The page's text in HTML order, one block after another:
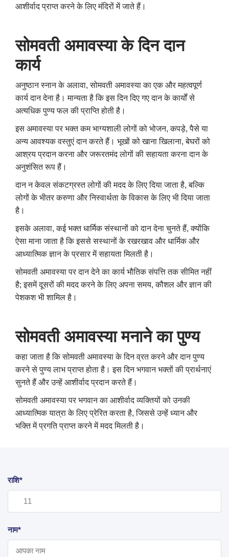
आशीर्वाद प्राप्त करने के लिए मंदिरों में जाते हैं।
सोमवती अमावस्या के दिन दान
कार्य
अनुष्ठान स्नान के अलावा, सोमवती अमावस्या का एक और महत्वपूर्ण
कार्य दान देना है। मान्यता है कि इस दिन दिए गए दान के कार्यों से
अत्यधिक पुण्य फल की प्राप्ति होती है।
इस अमावस्या पर भक्त कम भाग्यशाली लोगों को भोजन, कपड़े, पैसे या
अन्य आवश्यक वस्तुएं दान करते हैं। भूखों को खाना खिलाना, बेघरों को
आश्रय प्रदान करना और जरूरतमंद लोगों की सहायता करना दान के
अनुशंसित रूप हैं।
दान न केवल संकटग्रस्त लोगों की मदद के लिए दिया जाता है, बल्कि
लोगों के भीतर करुणा और निस्वार्थता के विकास के लिए भी दिया जाता
है।
इसके अलावा, कई भक्त धार्मिक संस्थानों को दान देना चुनते हैं, क्योंकि
ऐसा माना जाता है कि इससे सस्थानों के रखरखाव और धार्मिक और
आध्यात्मिक ज्ञान के प्रसार में सहायता मिलती है।
सोमवती अमावस्या पर दान देने का कार्य भौतिक संपत्ति तक सीमित नहीं
है; इसमें दूसरों की मदद करने के लिए अपना समय, कौशल और ज्ञान की
पेशकश भी शामिल है।
सोमवती अमावस्या मनाने का पुण्य
कहा जाता है कि सोमवती अमावस्या के दिन व्रत करने और दान पुण्य
करने से पुण्य लाभ प्राप्त होता है। इस दिन भगवान भक्तों की प्रार्थनाएं
सुनते हैं और उन्हें आशीर्वाद प्रदान करते हैं।
सोमवती अमावस्या पर भगवान का आशीर्वाद व्यक्तियों को उनकी
आध्यात्मिक यात्रा के लिए प्रेरित करता है, जिससे उन्हें ध्यान और
भक्ति में प्रगति प्राप्त करने में मदद मिलती है।
राशि*
नाम*